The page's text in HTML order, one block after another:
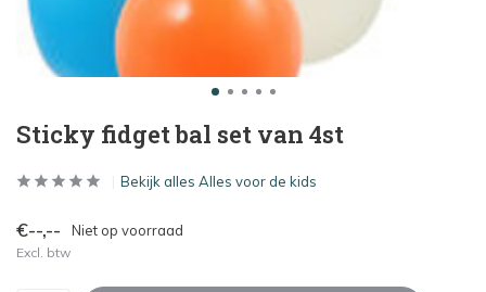
Sticky fidget bal set van 4st
Bekijk alles Alles voor de kids
€--,-- Niet op voorraad
Excl. btw